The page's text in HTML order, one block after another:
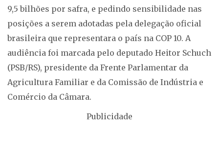
9,5 bilhões por safra, e pedindo sensibilidade nas
posições a serem adotadas pela delegação oficial
brasileira que representara o país na COP 10. A
audiência foi marcada pelo deputado Heitor Schuch
(PSB/RS), presidente da Frente Parlamentar da
Agricultura Familiar e da Comissão de Indústria e
Comércio da Câmara.
Publicidade